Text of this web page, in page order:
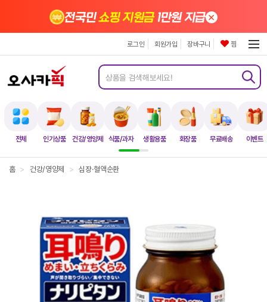
전체 인기상품 건강/영양제 식품/과자 생활용품 화장품 무료배송 이벤트
전국민쇼핑 지원금1만원 지급×
로그인 회원가입 장바구니 찜
홈 > 건강/영양제 > 심장·혈액순환